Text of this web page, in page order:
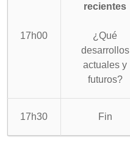
17h00
recientes
¿Qué
desarrollos
actuales y
futuros?
17h30 Fin